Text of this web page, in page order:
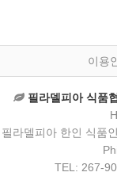
이용
필라델피아 식품
필라델피아 한인 식품
TEL: 267-